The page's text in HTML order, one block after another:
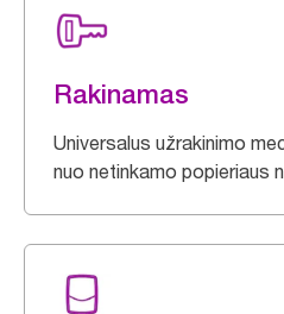
Rakinamas
Universalus užrakinimo
nuo netinkamo popieriaus